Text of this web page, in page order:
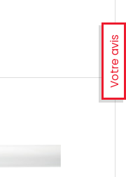
Votre avis